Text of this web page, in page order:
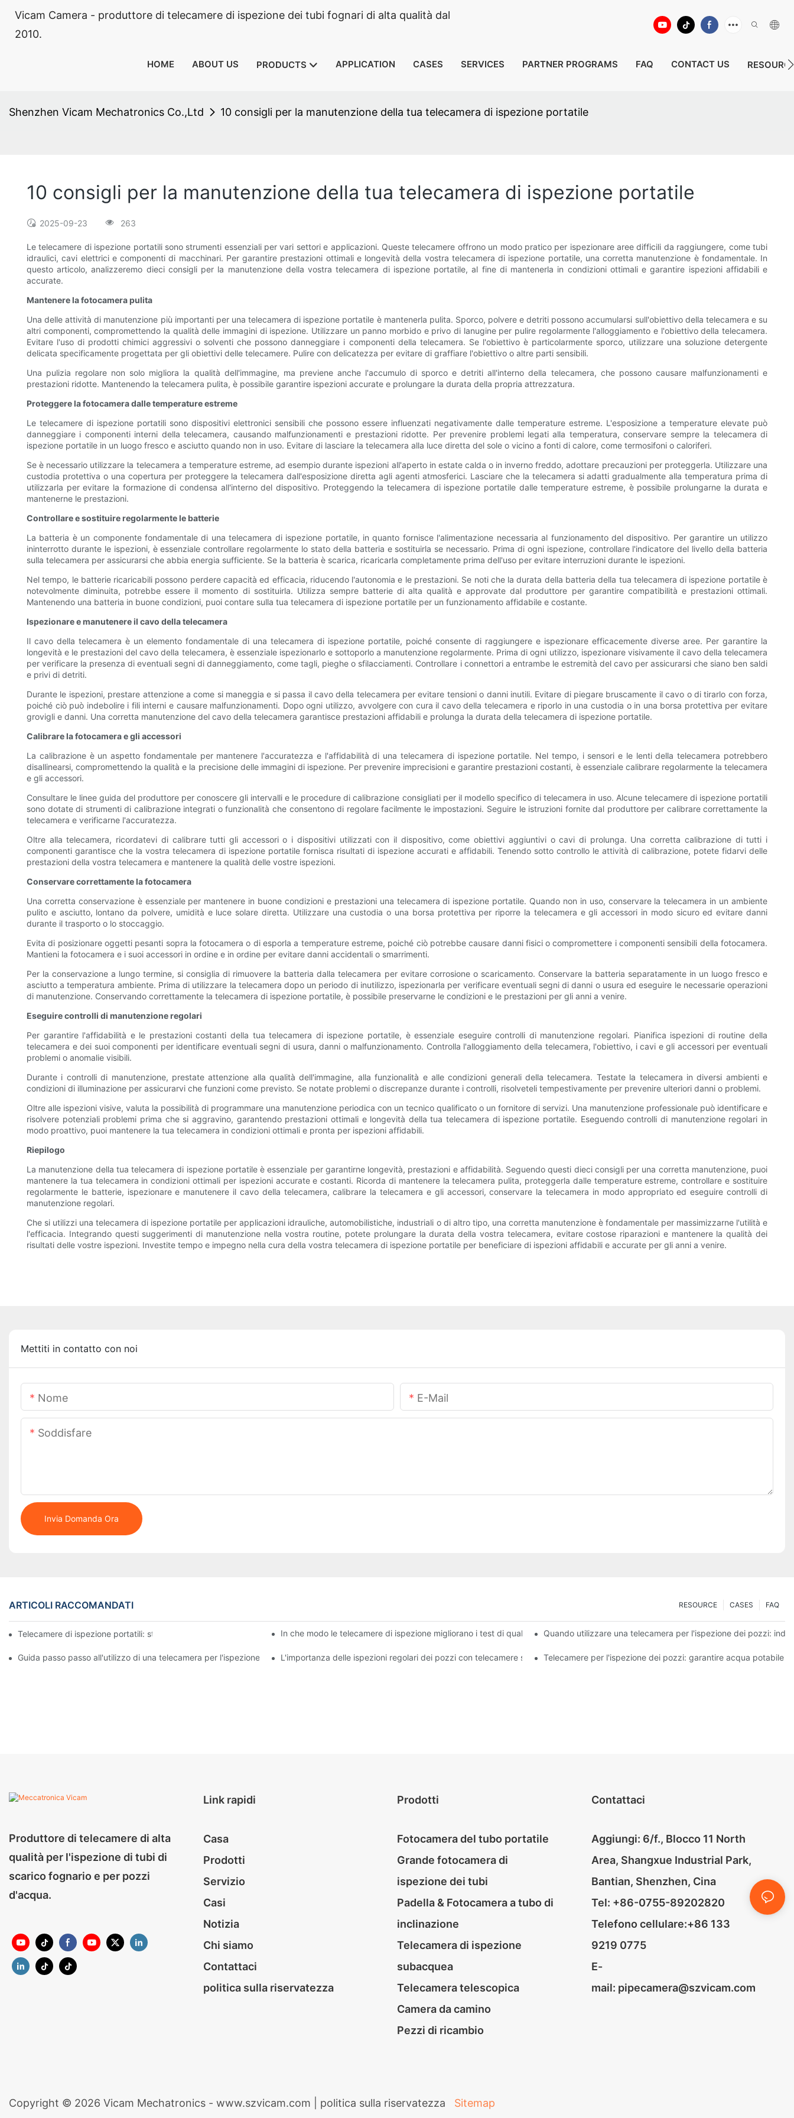
Vicam Camera - produttore di telecamere di ispezione dei tubi fognari di alta qualità dal
2010.
HOME ABOUT US PRODUCTS APPLICATION CASES SERVICES PARTNER PROGRAMS FAQ CONTACT US
Shenzhen Vicam Mechatronics Co.,Ltd 10 consigli per la manutenzione della tua telecamera di ispezione portatile
10 consigli per la manutenzione della tua telecamera di ispezione portatile
2025-09-23 263
Le telecamere di ispezione portatili sono strumenti essenziali per vari settori e applicazioni. Queste telecamere offrono un modo pratico per ispezionare aree difficili da raggiungere, come tubi
idraulici, cavi elettrici e componenti di macchinari. Per garantire prestazioni ottimali e longevità della vostra telecamera di ispezione portatile, una corretta manutenzione è fondamentale. In
questo articolo, analizzeremo dieci consigli per la manutenzione della vostra telecamera di ispezione portatile, al fine di mantenerla in condizioni ottimali e garantire ispezioni affidabili e
accurate.
Mantenere la fotocamera pulita
Una delle attività di manutenzione più importanti per una telecamera di ispezione portatile è mantenerla pulita. Sporco, polvere e detriti possono accumularsi sull'obiettivo della telecamera e su
altri componenti, compromettendo la qualità delle immagini di ispezione. Utilizzare un panno morbido e privo di lanugine per pulire regolarmente l'alloggiamento e l'obiettivo della telecamera.
Evitare l'uso di prodotti chimici aggressivi o solventi che possono danneggiare i componenti della telecamera. Se l'obiettivo è particolarmente sporco, utilizzare una soluzione detergente
delicata specificamente progettata per gli obiettivi delle telecamere. Pulire con delicatezza per evitare di graffiare l'obiettivo o altre parti sensibili.
Una pulizia regolare non solo migliora la qualità dell'immagine, ma previene anche l'accumulo di sporco e detriti all'interno della telecamera, che possono causare malfunzionamenti e
prestazioni ridotte. Mantenendo la telecamera pulita, è possibile garantire ispezioni accurate e prolungare la durata della propria attrezzatura.
Proteggere la fotocamera dalle temperature estreme
Le telecamere di ispezione portatili sono dispositivi elettronici sensibili che possono essere influenzati negativamente dalle temperature estreme. L'esposizione a temperature elevate può
danneggiare i componenti interni della telecamera, causando malfunzionamenti e prestazioni ridotte. Per prevenire problemi legati alla temperatura, conservare sempre la telecamera di
ispezione portatile in un luogo fresco e asciutto quando non in uso. Evitare di lasciare la telecamera alla luce diretta del sole o vicino a fonti di calore, come termosifoni o caloriferi.
Se è necessario utilizzare la telecamera a temperature estreme, ad esempio durante ispezioni all'aperto in estate calda o in inverno freddo, adottare precauzioni per proteggerla. Utilizzare una
custodia protettiva o una copertura per proteggere la telecamera dall'esposizione diretta agli agenti atmosferici. Lasciare che la telecamera si adatti gradualmente alla temperatura prima di
utilizzarla per evitare la formazione di condensa all'interno del dispositivo. Proteggendo la telecamera di ispezione portatile dalle temperature estreme, è possibile prolungarne la durata e
mantenerne le prestazioni.
Controllare e sostituire regolarmente le batterie
La batteria è un componente fondamentale di una telecamera di ispezione portatile, in quanto fornisce l'alimentazione necessaria al funzionamento del dispositivo. Per garantire un utilizzo
ininterrotto durante le ispezioni, è essenziale controllare regolarmente lo stato della batteria e sostituirla se necessario. Prima di ogni ispezione, controllare l'indicatore del livello della batteria
sulla telecamera per assicurarsi che abbia energia sufficiente. Se la batteria è scarica, ricaricarla completamente prima dell'uso per evitare interruzioni durante le ispezioni.
Nel tempo, le batterie ricaricabili possono perdere capacità ed efficacia, riducendo l'autonomia e le prestazioni. Se noti che la durata della batteria della tua telecamera di ispezione portatile è
notevolmente diminuita, potrebbe essere il momento di sostituirla. Utilizza sempre batterie di alta qualità e approvate dal produttore per garantire compatibilità e prestazioni ottimali.
Mantenendo una batteria in buone condizioni, puoi contare sulla tua telecamera di ispezione portatile per un funzionamento affidabile e costante.
Ispezionare e manutenere il cavo della telecamera
Il cavo della telecamera è un elemento fondamentale di una telecamera di ispezione portatile, poiché consente di raggiungere e ispezionare efficacemente diverse aree. Per garantire la
longevità e le prestazioni del cavo della telecamera, è essenziale ispezionarlo e sottoporlo a manutenzione regolarmente. Prima di ogni utilizzo, ispezionare visivamente il cavo della telecamera
per verificare la presenza di eventuali segni di danneggiamento, come tagli, pieghe o sfilacciamenti. Controllare i connettori a entrambe le estremità del cavo per assicurarsi che siano ben saldi
e privi di detriti.
Durante le ispezioni, prestare attenzione a come si maneggia e si passa il cavo della telecamera per evitare tensioni o danni inutili. Evitare di piegare bruscamente il cavo o di tirarlo con forza,
poiché ciò può indebolire i fili interni e causare malfunzionamenti. Dopo ogni utilizzo, avvolgere con cura il cavo della telecamera e riporlo in una custodia o in una borsa protettiva per evitare
grovigli e danni. Una corretta manutenzione del cavo della telecamera garantisce prestazioni affidabili e prolunga la durata della telecamera di ispezione portatile.
Calibrare la fotocamera e gli accessori
La calibrazione è un aspetto fondamentale per mantenere l'accuratezza e l'affidabilità di una telecamera di ispezione portatile. Nel tempo, i sensori e le lenti della telecamera potrebbero
disallinearsi, compromettendo la qualità e la precisione delle immagini di ispezione. Per prevenire imprecisioni e garantire prestazioni costanti, è essenziale calibrare regolarmente la telecamera
e gli accessori.
Consultare le linee guida del produttore per conoscere gli intervalli e le procedure di calibrazione consigliati per il modello specifico di telecamera in uso. Alcune telecamere di ispezione portatili
sono dotate di strumenti di calibrazione integrati o funzionalità che consentono di regolare facilmente le impostazioni. Seguire le istruzioni fornite dal produttore per calibrare correttamente la
telecamera e verificarne l'accuratezza.
Oltre alla telecamera, ricordatevi di calibrare tutti gli accessori o i dispositivi utilizzati con il dispositivo, come obiettivi aggiuntivi o cavi di prolunga. Una corretta calibrazione di tutti i
componenti garantisce che la vostra telecamera di ispezione portatile fornisca risultati di ispezione accurati e affidabili. Tenendo sotto controllo le attività di calibrazione, potete fidarvi delle
prestazioni della vostra telecamera e mantenere la qualità delle vostre ispezioni.
Conservare correttamente la fotocamera
Una corretta conservazione è essenziale per mantenere in buone condizioni e prestazioni una telecamera di ispezione portatile. Quando non in uso, conservare la telecamera in un ambiente
pulito e asciutto, lontano da polvere, umidità e luce solare diretta. Utilizzare una custodia o una borsa protettiva per riporre la telecamera e gli accessori in modo sicuro ed evitare danni
durante il trasporto o lo stoccaggio.
Evita di posizionare oggetti pesanti sopra la fotocamera o di esporla a temperature estreme, poiché ciò potrebbe causare danni fisici o compromettere i componenti sensibili della fotocamera.
Mantieni la fotocamera e i suoi accessori in ordine e in ordine per evitare danni accidentali o smarrimenti.
Per la conservazione a lungo termine, si consiglia di rimuovere la batteria dalla telecamera per evitare corrosione o scaricamento. Conservare la batteria separatamente in un luogo fresco e
asciutto a temperatura ambiente. Prima di utilizzare la telecamera dopo un periodo di inutilizzo, ispezionarla per verificare eventuali segni di danni o usura ed eseguire le necessarie operazioni
di manutenzione. Conservando correttamente la telecamera di ispezione portatile, è possibile preservarne le condizioni e le prestazioni per gli anni a venire.
Eseguire controlli di manutenzione regolari
Per garantire l'affidabilità e le prestazioni costanti della tua telecamera di ispezione portatile, è essenziale eseguire controlli di manutenzione regolari. Pianifica ispezioni di routine della
telecamera e dei suoi componenti per identificare eventuali segni di usura, danni o malfunzionamento. Controlla l'alloggiamento della telecamera, l'obiettivo, i cavi e gli accessori per eventuali
problemi o anomalie visibili.
Durante i controlli di manutenzione, prestate attenzione alla qualità dell'immagine, alla funzionalità e alle condizioni generali della telecamera. Testate la telecamera in diversi ambienti e
condizioni di illuminazione per assicurarvi che funzioni come previsto. Se notate problemi o discrepanze durante i controlli, risolveteli tempestivamente per prevenire ulteriori danni o problemi.
Oltre alle ispezioni visive, valuta la possibilità di programmare una manutenzione periodica con un tecnico qualificato o un fornitore di servizi. Una manutenzione professionale può identificare e
risolvere potenziali problemi prima che si aggravino, garantendo prestazioni ottimali e longevità della tua telecamera di ispezione portatile. Eseguendo controlli di manutenzione regolari in
modo proattivo, puoi mantenere la tua telecamera in condizioni ottimali e pronta per ispezioni affidabili.
Riepilogo
La manutenzione della tua telecamera di ispezione portatile è essenziale per garantirne longevità, prestazioni e affidabilità. Seguendo questi dieci consigli per una corretta manutenzione, puoi
mantenere la tua telecamera in condizioni ottimali per ispezioni accurate e costanti. Ricorda di mantenere la telecamera pulita, proteggerla dalle temperature estreme, controllare e sostituire
regolarmente le batterie, ispezionare e manutenere il cavo della telecamera, calibrare la telecamera e gli accessori, conservare la telecamera in modo appropriato ed eseguire controlli di
manutenzione regolari.
Che si utilizzi una telecamera di ispezione portatile per applicazioni idrauliche, automobilistiche, industriali o di altro tipo, una corretta manutenzione è fondamentale per massimizzarne l'utilità e
l'efficacia. Integrando questi suggerimenti di manutenzione nella vostra routine, potete prolungare la durata della vostra telecamera, evitare costose riparazioni e mantenere la qualità dei
risultati delle vostre ispezioni. Investite tempo e impegno nella cura della vostra telecamera di ispezione portatile per beneficiare di ispezioni affidabili e accurate per gli anni a venire.
Mettiti in contatto con noi
Nome E-Mail
Soddisfare
Invia Domanda Ora
ARTICOLI RACCOMANDATI FAQ
CASES
RESOURCE
Telecamere di ispezione portatili: strumenti essenziali per i professionistiIn che modo le telecamere di ispezione migliorano i test di qualità dell'acquaQuando utilizzare una telecamera per l'ispezione dei pozzi:
Guida passo passo all'utilizzo di una telecamera per l'ispezione dei pozziL'importanza delle ispezioni regolari dei pozzi con telecamere specializzateTelecamere per l'ispezione dei pozzi: garantire acqua potabile
Produttore di telecamere di alta
qualità per l'ispezione di tubi di
scarico fognario e per pozzi
d'acqua.
Link rapidi
Casa
Prodotti
Servizio
Casi
Notizia
Chi siamo
Contattaci
politica sulla riservatezza
Prodotti
Fotocamera del tubo portatile
Grande fotocamera di
ispezione dei tubi
Padella & Fotocamera a tubo di
inclinazione
Telecamera di ispezione
subacquea
Telecamera telescopica
Camera da camino
Pezzi di ricambio
Contattaci
Aggiungi: 6/f., Blocco 11 North
Area, Shangxue Industrial Park,
Bantian, Shenzhen, Cina
Tel: +86-0755-89202820
Telefono cellulare:+86 133
9219 0775
E-
mail: pipecamera@szvicam.com
Copyright © 2026 Vicam Mechatronics - www.szvicam.com | politica sulla riservatezza Sitemap